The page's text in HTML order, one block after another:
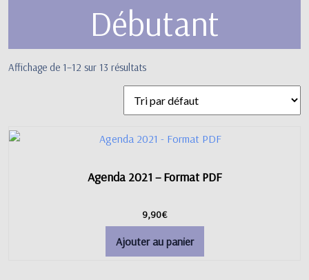
Débutant
Affichage de 1–12 sur 13 résultats
Agenda 2021 – Format PDF
9,90€
Ajouter au panier